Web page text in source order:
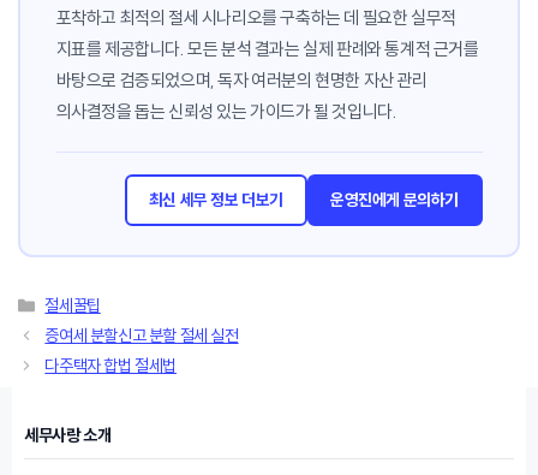
포착하고 최적의 절세 시나리오를 구축하는 데 필요한 실무적
지표를 제공합니다. 모든 분석 결과는 실제 판례와 통계적 근거를
바탕으로 검증되었으며, 독자 여러분의 현명한 자산 관리
의사결정을 돕는 신뢰성 있는 가이드가 될 것입니다.
최신 세무 정보 더보기 운영진에게 문의하기
카
테
고
리
절세꿀팁
증여세 분할신고 분할 절세 실전
다주택자 합법 절세법
세무사랑 소개